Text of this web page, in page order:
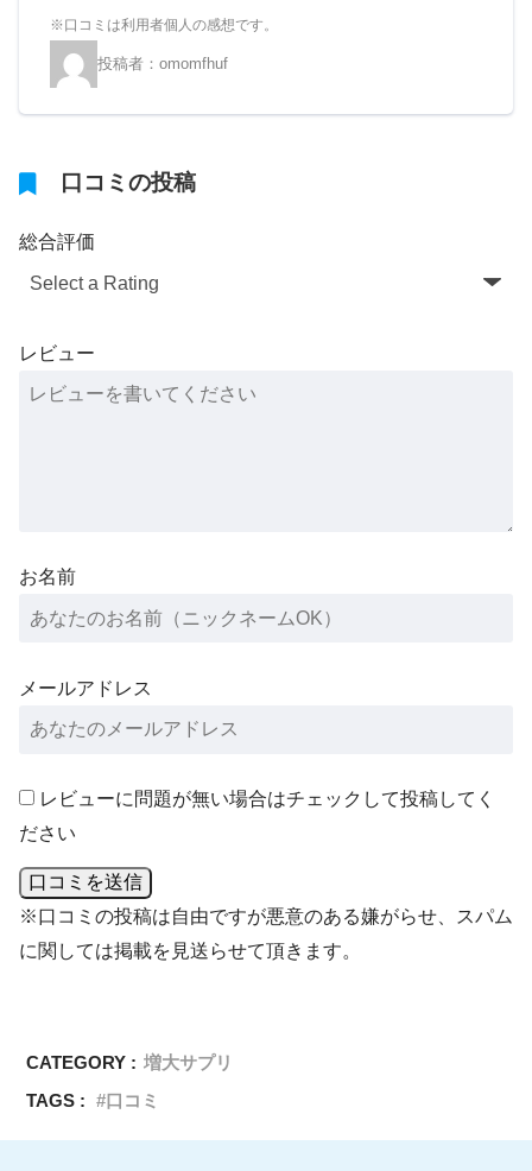
omomfhuf
口コミの投稿
総合評価
レビュー
お名前
メールアドレス
レビューに問題が無い場合はチェックして投稿してく
ださい
口コミを送信
※口コミの投稿は自由ですが悪意のある嫌がらせ、スパム
に関しては掲載を見送らせて頂きます。
CATEGORY : 増大サプリ
TAGS :
口コミ